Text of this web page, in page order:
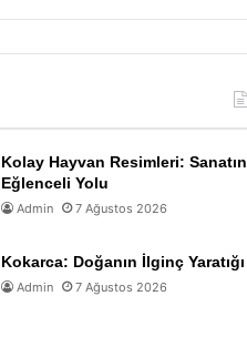
Kolay Hayvan Resimleri: Sanatın
Eğlenceli Yolu
Admin 7 Ağustos 2026
Kokarca: Doğanın İlginç Yaratığı
Admin 7 Ağustos 2026